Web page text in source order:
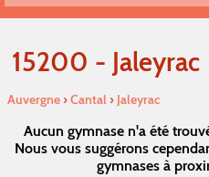
15200 - Jaleyrac
Auvergne›Cantal› Jaleyrac
Aucun gymnase n'a été
Nous vous suggérons
gymnases à